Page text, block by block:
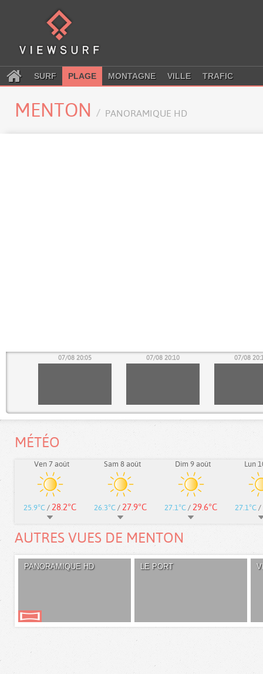
SURF PLAGE MONTAGNE VILLE TRAFIC
MENTON PANORAMIQUE HD
07/08 20:05 07/08 20:10 07/08
MÉTÉO
Ven 7 août
25.9°C / 28.2°C
Sam 8 août
26.3°C / 27.9°C
Dim 9 août
27.1°C / 29.6°C
Lun
27.1°C /
AUTRES VUES DE MENTON
PANORAMIQUE HD LE PORT